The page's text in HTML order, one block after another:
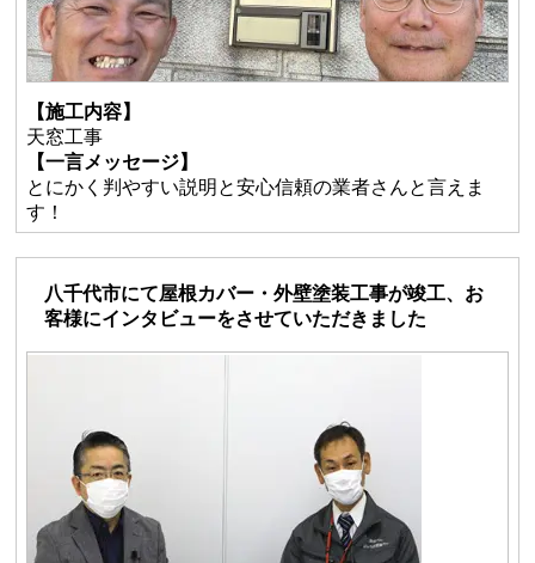
【施工内容】
天窓工事
【一言メッセージ】
とにかく判やすい説明と安心信頼の業者さんと言えま
す！
八千代市にて屋根カバー・外壁塗装工事が竣工、お
客様にインタビューをさせていただきました